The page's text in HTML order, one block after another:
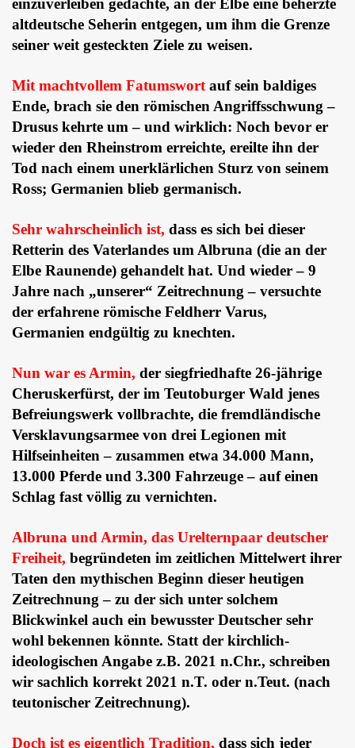
einzuverleiben gedachte, an der Elbe eine beherzte
altdeutsche Seherin entgegen, um ihm die Grenze
seiner weit gesteckten Ziele zu weisen.
Mit machtvollem Fatumswort auf sein baldiges
Ende, brach sie den römischen Angriffsschwung –
Drusus kehrte um – und wirklich: Noch bevor er
wieder den Rheinstrom erreichte, ereilte ihn der
Tod nach einem unerklärlichen Sturz von seinem
Ross; Germanien blieb germanisch.
Sehr wahrscheinlich ist, dass es sich bei dieser
Retterin des Vaterlandes um Albruna (die an der
Elbe Raunende) gehandelt hat. Und wieder – 9
Jahre nach „unserer“ Zeitrechnung – versuchte
der erfahrene römische Feldherr Varus,
Germanien endgültig zu knechten.
Nun war es Armin, der siegfriedhafte 26-jährige
Cheruskerfürst, der im Teutoburger Wald jenes
Befreiungswerk vollbrachte, die fremdländische
Versklavungsarmee von drei Legionen mit
Hilfseinheiten – zusammen etwa 34.000 Mann,
13.000 Pferde und 3.300 Fahrzeuge – auf einen
Schlag fast völlig zu vernichten.
Albruna und Armin, das Urelternpaar deutscher
Freiheit, begründeten im zeitlichen Mittelwert ihrer
Taten den mythischen Beginn dieser heutigen
Zeitrechnung – zu der sich unter solchem
Blickwinkel auch ein bewusster Deutscher sehr
wohl bekennen könnte. Statt der kirchlich-
ideologischen Angabe z.B. 2021 n.Chr., schreiben
wir sachlich korrekt 2021 n.T. oder n.Teut. (nach
teutonischer Zeitrechnung).
Doch ist es eigentlich Tradition, dass sich jeder